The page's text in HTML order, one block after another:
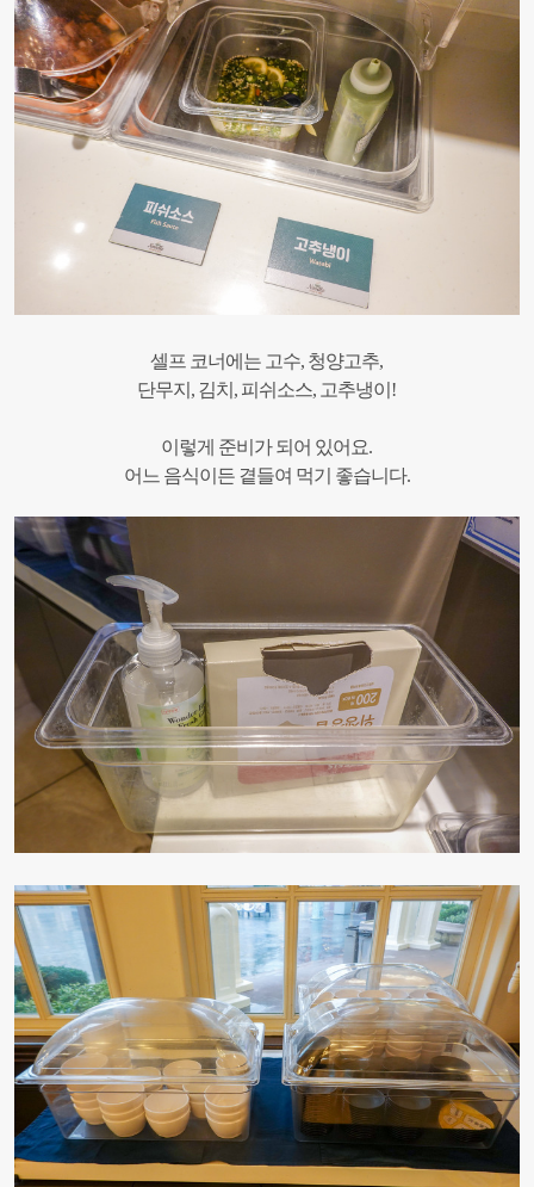
셀프 코너에는 고수, 청양고추,
단무지, 김치, 피쉬소스, 고추냉이!
이렇게 준비가 되어 있어요.
어느 음식이든 곁들여 먹기 좋습니다.